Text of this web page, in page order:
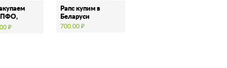
₽
Рапс купим в
Беларуси
700.00 ₽